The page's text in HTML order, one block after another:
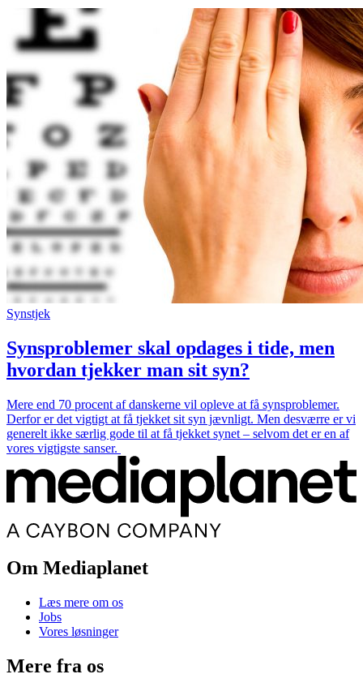
Synstjek
Synsproblemer skal opdages i tide, men
hvordan tjekker man sit syn?
M e r e e n d 7 0 p r o c e n t a f d a n s k e r n e v i l o p l e v e a t f å s y n s p r o b l e m e r .
D e r f o r e r d e t v i g t i g t a t f å t j e k k e t s i t s y n j æ v n l i g t . M e n d e s v æ r r e e r v i
g e n e r e l t i k k e s æ r l i g g o d e t i l a t f å t j e k k e t s y n e t – s e l v o m d e t e r e n a f
v o r e s v i g t i g s t e s a n s e r .
Om Mediaplanet
Læs mere om os
Jobs
Vores løsninger
Mere fra os